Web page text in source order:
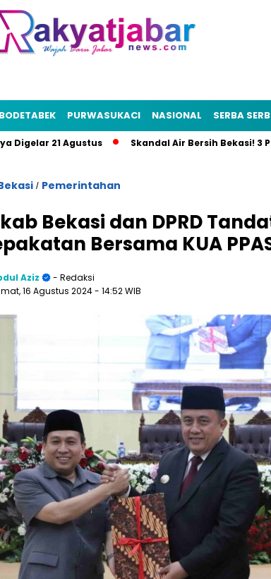
PURWASUKACI NASIONAL SERBA
21 Agustus Skandal Air Bersih Bekasi! 3
/ Pemerintahan
Bekasi dan DPRD
Bersama KUA
Aziz
- Redaksi
16 Agustus 2024- 14:52 WIB